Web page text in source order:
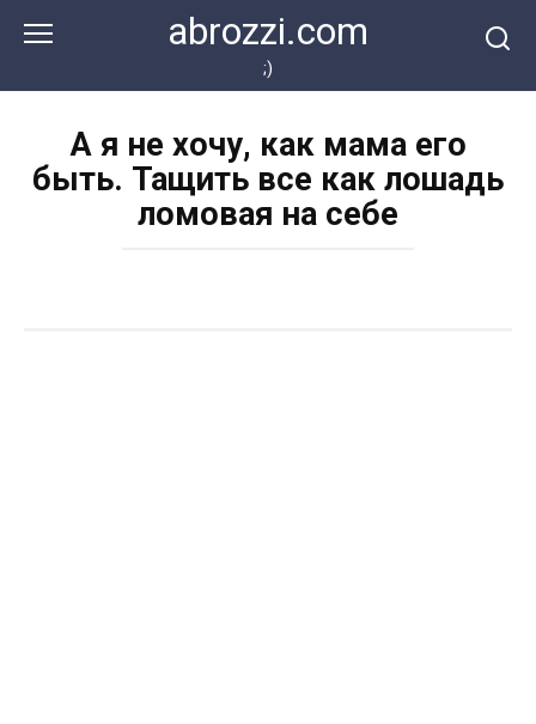
abrozzi.com
;)
А я не хочу, как мама его
быть. Тащить все как лошадь
ломовая на себе